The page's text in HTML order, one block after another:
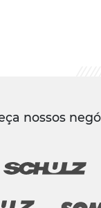
nossos